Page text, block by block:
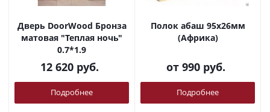
Дверь DoorWood Бронза
матовая "Теплая ночь"
0.7*1.9
12 620 руб.
Подробнее
Полок абаш 95х26мм
(Африка)
от 990 руб.
Подробнее